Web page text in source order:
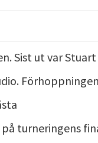
Sist ut var
turneringens